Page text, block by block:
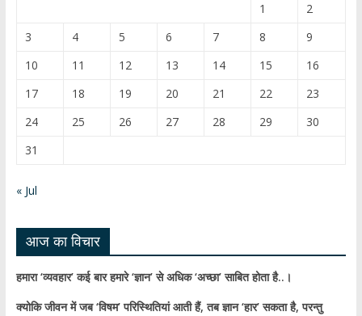
b
e
C
h
a
1
2
3
4 5 6 7 8
9
10
11 12 13 14 15
16
17
18 19 20 21 22
23
24
25 26 27 28 29
30
31
« Jul
आज का विचार
हमारा ‘व्यवहार’ कई बार हमारे ‘ज्ञान’ से अधिक ‘अच्छा’ साबित होता है..।
क्योकि जीवन में जब ‘विषम’ परिस्थितियां आती हैं,तब ज्ञान ‘हार’ सकता है,परन्तु